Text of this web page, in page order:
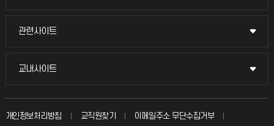
입학안내
묻고 답하기
칭찬마당
관련사이트
관련사이트
국방헬프콜
교내사이트
교내사이트
교수회
개인정보처리방침 교직원찾기
이메일주소 무단수집거부